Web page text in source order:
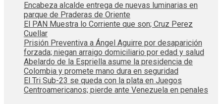
Encabeza alcalde entrega de nuevas luminarias en
parque de Praderas de Oriente
El PAN Muestra lo Corriente que son; Cruz Perez
Cuellar
Prisión Preventiva a Ángel Aguirre por desaparición
forzada; niegan arraigo domiciliario por edad y salud
Abelardo de la Espriella asume la presidencia de
Colombia y promete mano dura en seguridad
El Tri Sub-23 se queda con la plata en Juegos
Centroamericanos; pierde ante Venezuela en penales